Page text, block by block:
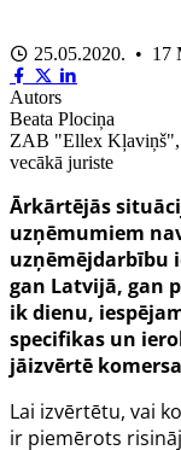
25.05.2020. • 17
Autors
Beata Plociņa
ZAB "Ellex Kļaviņš",
vecākā juriste
Ārkārtējās
uzņēmumiem
uzņēmējdarbību
gan Latvijā, gan
ikdienu,
specifikas un
jāizvērtē
Lai izvērtētu, vai
ir piemērots